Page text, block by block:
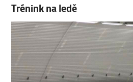
Trénink na ledě